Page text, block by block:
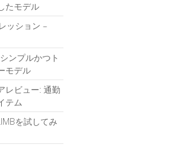
たモデル
ッション –
ンプルかつト
モデル
レビュー: 通勤
テム
を試してみ